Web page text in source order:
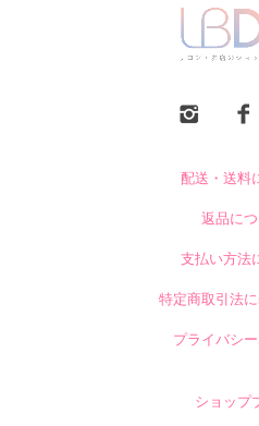
配送・送料
返品に
支払い方法
特定商取引法
プライバシ
ショップ